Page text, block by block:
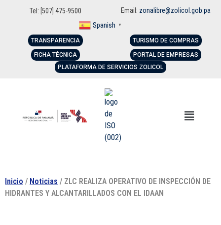
Tel: [507] 475-9500 Email: zonalibre@zolicol.gob.pa
Spanish ▼
TRANSPARENCIA
FICHA TÉCNICA
TURISMO DE COMPRAS
PORTAL DE EMPRESAS
PLATAFORMA DE SERVICIOS ZOLICOL
Inicio / Noticias / ZLC REALIZA OPERATIVO DE INSPECCIÓN DE
HIDRANTES Y ALCANTARILLADOS CON EL IDAAN